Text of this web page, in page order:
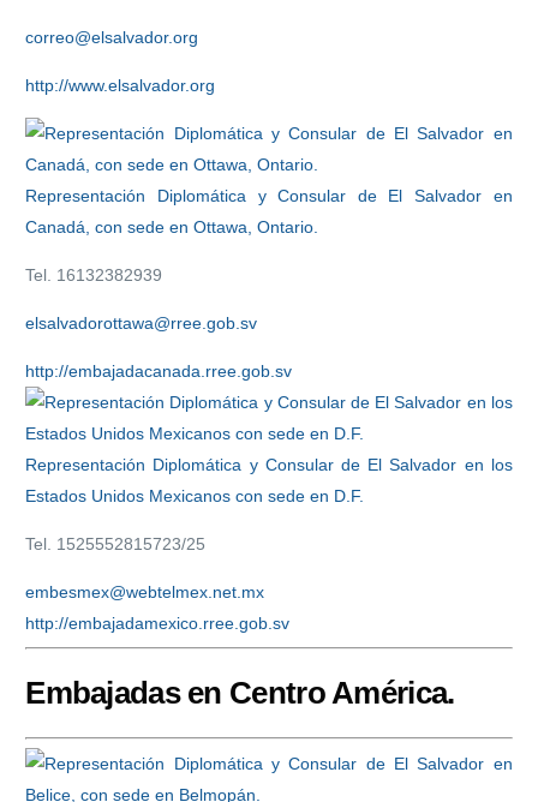
correo@elsalvador.org
http://www.elsalvador.org
Representación Diplomática y Consular de El Salvador en
Canadá, con sede en Ottawa, Ontario.
Tel. 16132382939
elsalvadorottawa@rree.gob.sv
http://embajadacanada.rree.gob.sv
Representación Diplomática y Consular de El Salvador en los
Estados Unidos Mexicanos con sede en D.F.
Tel. 1525552815723/25
embesmex@webtelmex.net.mx
http://embajadamexico.rree.gob.sv
Embajadas en Centro América.